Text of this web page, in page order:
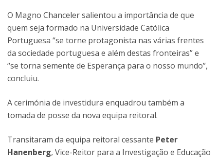
O Magno Chanceler salientou a importância de que
quem seja formado na Universidade Católica
Portuguesa “se torne protagonista nas várias frentes
da sociedade portuguesa e além destas fronteiras” e
“se torna semente de Esperança para o nosso mundo”,
concluiu.
A cerimónia de investidura enquadrou também a
tomada de posse da nova equipa reitoral.
Transitaram da equipa reitoral cessante Peter
Hanenberg, Vice-Reitor para a Investigação e Educação